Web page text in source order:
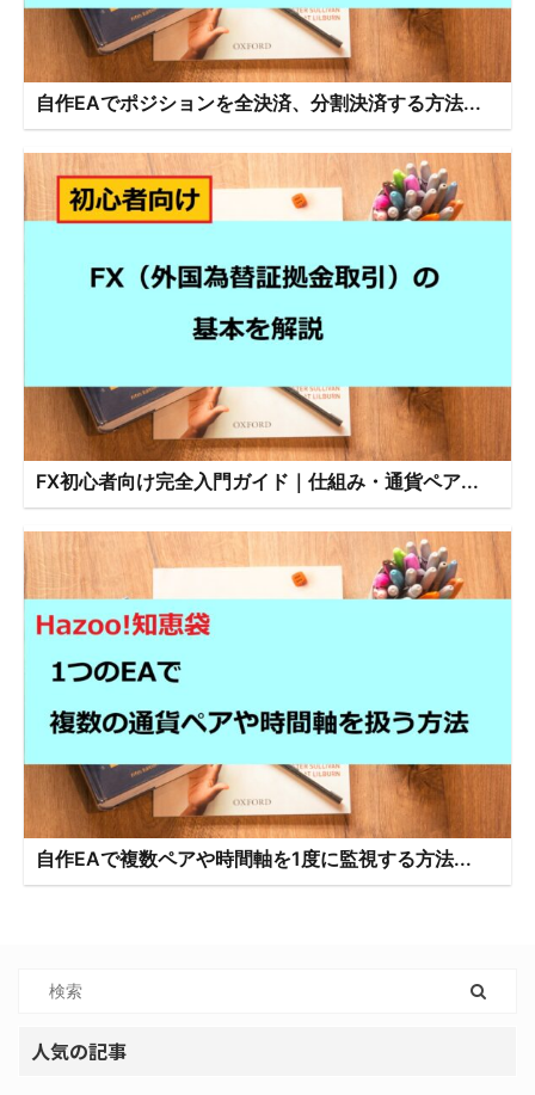
自作EAでポジションを全決済、分割決済する方法...
FX初心者向け完全入門ガイド｜仕組み・通貨ペア...
自作EAで複数ペアや時間軸を1度に監視する方法...
人気の記事